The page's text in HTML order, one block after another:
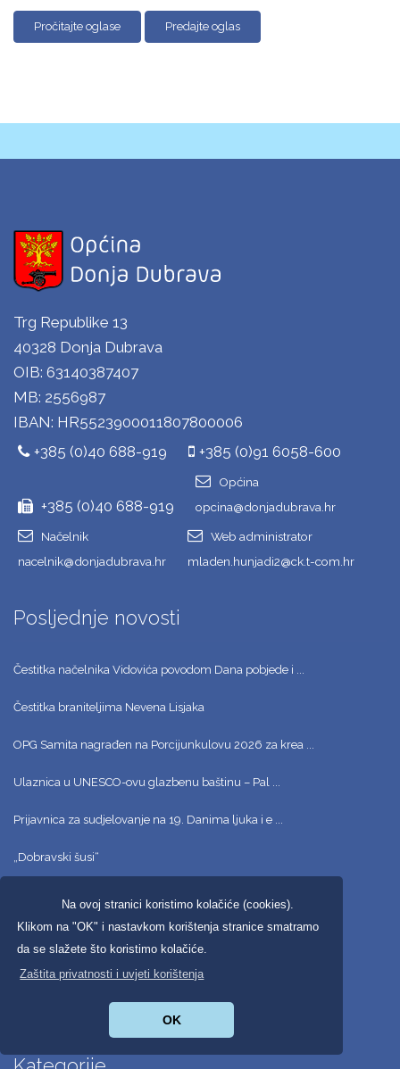
Na ovoj stranici koristimo kolačiće (cookies).
Klikom na "OK" i nastavkom korištenja stranice smatramo
da se slažete što koristimo kolačiće.
Zaštita privatnosti i uvjeti korištenja
OK
Pročitajte oglase Predajte oglas
Trg Republike 13
40328 Donja Dubrava
OIB: 63140387407
MB: 2556987
IBAN: HR5523900011807800006
+385 (0)40 688-919
+385 (0)91 6058-600
+385 (0)40 688-919
Općina
opcina@donjadubrava.hr
Načelnik
nacelnik@donjadubrava.hr
Web administrator
mladen.hunjadi2@ck.t-com.hr
Posljednje novosti
Čestitka načelnika Vidovića povodom Dana pobjede i ...
Čestitka braniteljima Nevena Lisjaka
OPG Samita nagrađen na Porcijunkulovu 2026 za krea ...
Ulaznica u UNESCO-ovu glazbenu baštinu – Pal ...
Prijavnica za sudjelovanje na 19. Danima ljuka i e ...
„Dobravski šusi“
Što mjeri mjerna stanica u dvorištu Palače međimur ...
Konjički klub Nikola Zrinski nastavlja s postizanj ...
Hvala svima koji su bili dio prve manifestacije &# ...